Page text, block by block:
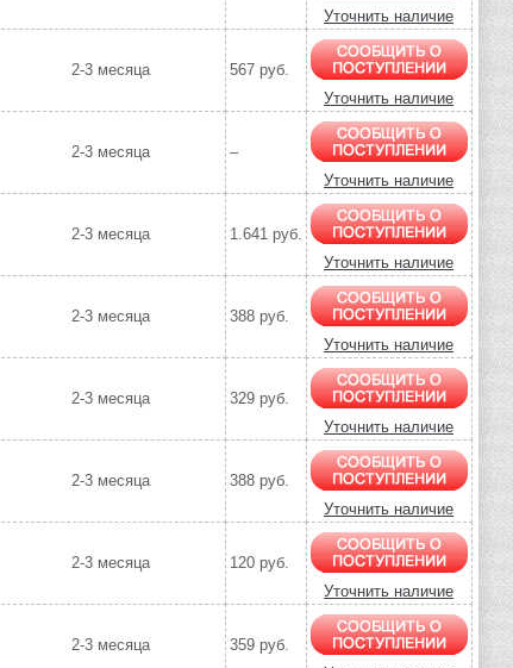
Уточнить наличие
2-3 месяца
567 руб.
Уточнить наличие
2-3 месяца
–
Уточнить наличие
2-3 месяца
1.641 руб.
Уточнить наличие
2-3 месяца
388 руб.
Уточнить наличие
2-3 месяца
329 руб.
Уточнить наличие
2-3 месяца
388 руб.
Уточнить наличие
2-3 месяца
120 руб.
Уточнить наличие
2-3 месяца
359 руб.